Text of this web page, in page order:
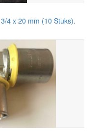
4 x 20 mm (10 Stuks).